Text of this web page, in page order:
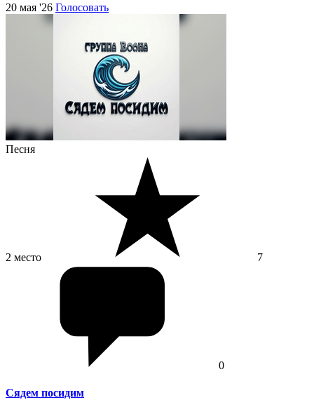
20 мая '26 Голосовать
Песня
2 место 7
0
Сядем посидим